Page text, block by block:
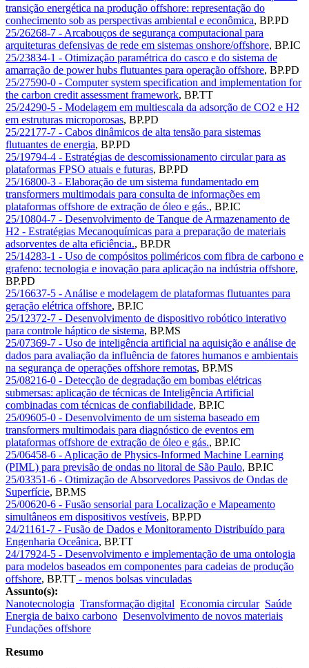
transição energética na produção offshore: representação do
conhecimento sob as perspectivas ambiental e econômica, BP.PD
25/26268-7 - Arcabouços de segurança computacional para
arquiteturas defensivas de rede em sistemas onshore/offshore, BP.IC
25/23834-1 - Otimização paramétrica do casco e do sistema de
amarração de power hubs flutuantes para operação offshore, BP.PD
25/27590-0 - Computer system specification and implementation for
the carbon credit assessment framework, BP.TT
25/24290-5 - Modelagem em multiescala da adsorção de CO2 e H2
em estruturas microporosas, BP.PD
25/22177-7 - Cabos dinâmicos de alta tensão para sistemas
flutuantes de energia, BP.PD
25/19794-4 - Estratégias de descomissionamento circular para as
plataformas FPSO atuais e futuras, BP.PD
25/16800-3 - Elaboração de um sistema fundamentado em
transformers multimodais para consulta de informações em
plataformas offshore de extração de óleo e gás., BP.IC
25/10804-7 - Desenvolvimento de Tanque de Armazenamento de
H2 - Estratégias Mecanoquímicas para a preparação de materiais
adsorventes de alta eficiência., BP.DR
25/14283-1 - Uso de compósitos poliméricos com fibra de carbono e
grafeno: tecnologia e inovação para aplicação na indústria offshore,
BP.PD
25/16637-5 - Análise e modelagem de plataformas flutuantes para
geração elétrica offshore, BP.IC
25/12372-7 - Desenvolvimento de dispositivo robótico interativo
para controle háptico de sistema, BP.MS
25/07369-7 - Uso de inteligência artificial na aquisição e análise de
dados para avaliação da influência de fatores humanos e ambientais
na segurança de operações offshore remotas, BP.MS
25/08216-0 - Detecção de degradação em bombas elétricas
submersas: aplicação de técnicas de Inteligência Artificial
combinadas com técnicas de confiabilidade, BP.IC
25/09605-0 - Desenvolvimento de um sistema baseado em
transformers multimodais para diagnóstico de eventos em
plataformas offshore de extração de óleo e gás., BP.IC
25/06458-6 - Aplicação de Physics-Informed Machine Learning
(PIML) para previsão de ondas no litoral de São Paulo, BP.IC
25/03351-6 - Otimização de Absorvedores Passivos de Ondas de
Superfície, BP.MS
25/00620-6 - Fusão sensorial para Localização e Mapeamento
simultâneos em dispositivos vestíveis, BP.PD
24/21161-7 - Fusão de Dados e Monitoramento Distribuído para
Engenharia Oceânica, BP.TT
24/17924-5 - Desenvolvimento e implementação de uma ontologia
para modelos baseados em componentes para cadeias de produção
offshore, BP.TT - menos bolsas vinculadas
Assunto(s):
Nanotecnologia Transformação digital Economia circular Saúde
Energia de baixo carbono Desenvolvimento de novos materiais
Fundações offshore
Resumo